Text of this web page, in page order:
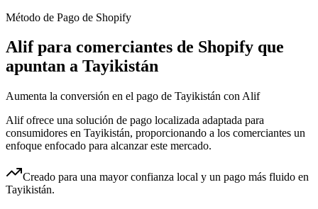
Método de Pago de Shopify
Alif para comerciantes de Shopify que
apuntan a Tayikistán
Aumenta la conversión en el pago de Tayikistán con Alif
Alif ofrece una solución de pago localizada adaptada para
consumidores en Tayikistán, proporcionando a los comerciantes un
enfoque enfocado para alcanzar este mercado.
Creado para una mayor confianza local y un pago más fluido en
Tayikistán.